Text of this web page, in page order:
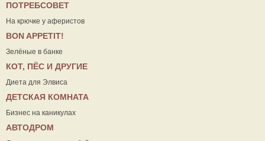
ПОТРЕБСОВЕТ
На крючке у аферистов
ВON APPETIT!
Зелёные в банке
КОТ, ПЁС И ДРУГИЕ
Диета для Элвиса
ДЕТСКАЯ КОМНАТА
Бизнес на каникулах
АВТОДРОМ